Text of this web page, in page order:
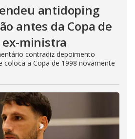
antidoping
antes da Copa de
ex-ministra
contradiz depoimento
coloca a Copa de 1998 novamente